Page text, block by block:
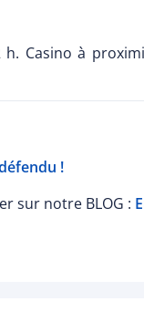
Casino à
!
sur notre BLOG :